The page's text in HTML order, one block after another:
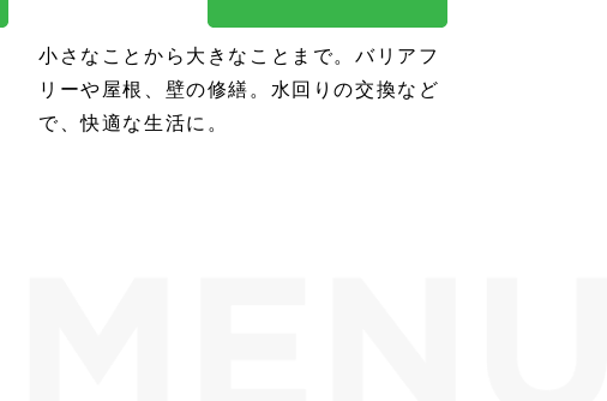
小さなことから大きなことまで。バリアフ
リーや屋根、壁の修繕。水回りの交換など
で、快適な生活に。